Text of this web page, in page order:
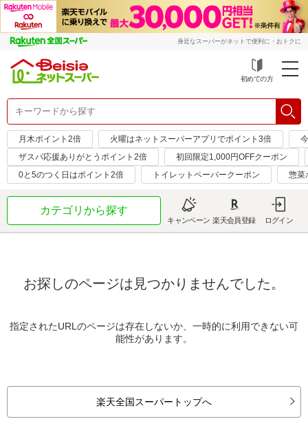
身近なスーパーがネットで便利に・おトクに
初めての方
月木ポイント2倍 火曜はネットスーパーアプリでポイント3倍
ザスパ応援ありがとうポイント2倍
初回限定1,000円OFFクーポン
0と5のつく日はポイント2倍
トイレットペーパークーポン 惣菜
カテゴリから探す
キャンペーン 楽天会員登録 ログイン
お探しのページは見つかりませんでした。
指定されたURLのページは存在しないか、一時的に利用できない可
能性があります。
楽天全国スーパートップへ